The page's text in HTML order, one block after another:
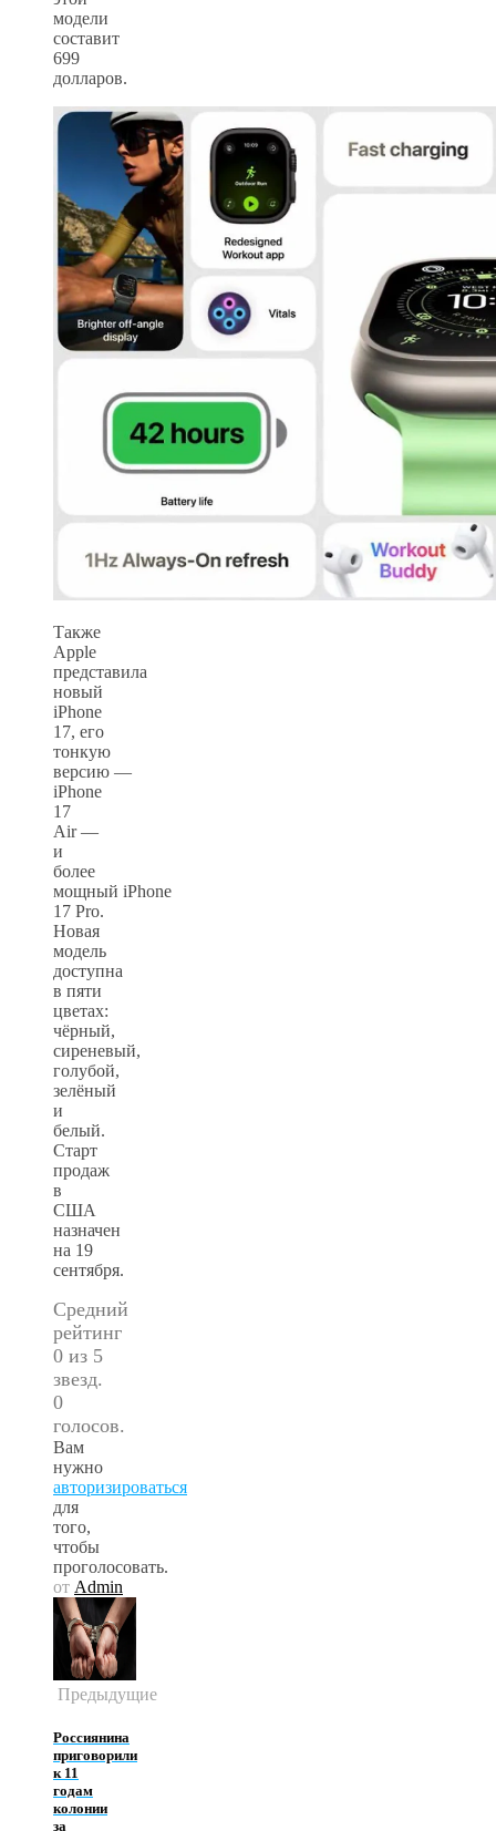
модели
составит
699
долларов.
Также
Apple
представила
новый
iPhone
17, его
тонкую
версию —
iPhone
17
Air —
и
более
мощный iPhone
17 Pro.
Новая
модель
доступна
в пяти
цветах:
чёрный,
сиреневый,
голубой,
зелёный
и
белый.
Старт
продаж
в
США
назначен
на 19
сентября.
Средний
рейтинг
0 из 5
звезд.
0
голосов.
Вам
нужно
авторизироваться
для
того,
чтобы
проголосовать.
от Admin
Предыдущие
Россиянина
приговорили
к 11
годам
колонии
за